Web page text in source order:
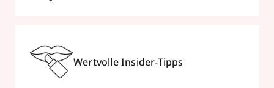
Wertvolle Insider-Tipps